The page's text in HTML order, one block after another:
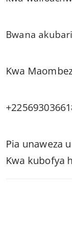
Bwana
Kwa
Pia unaweza
Kwa kubofya